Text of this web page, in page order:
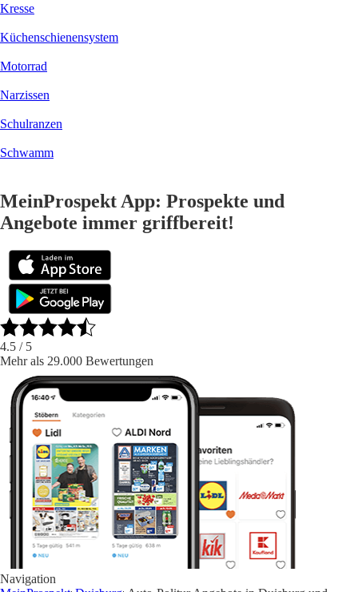
Kresse
Küchenschienensystem
Motorrad
Narzissen
Schulranzen
Schwamm
MeinProspekt App: Prospekte und
Angebote immer griffbereit!
4.5 / 5
Mehr als 29.000 Bewertungen
Navigation